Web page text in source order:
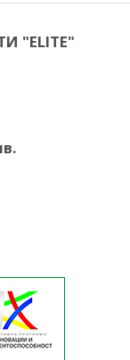
"ELITE"